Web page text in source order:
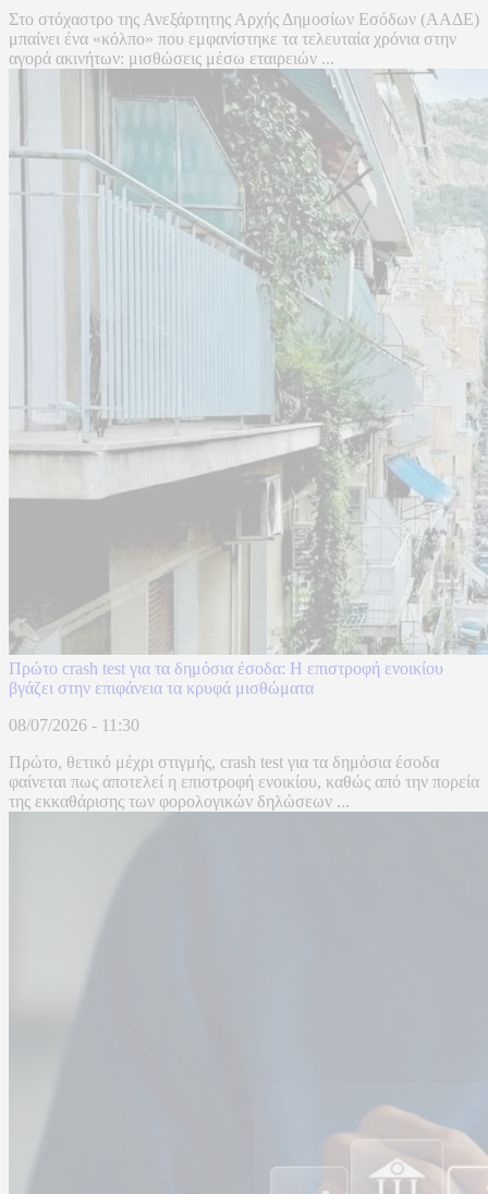
Στο στόχαστρο της Ανεξάρτητης Αρχής Δημοσίων Εσόδων (ΑΑΔΕ)
μπαίνει ένα «κόλπο» που εμφανίστηκε τα τελευταία χρόνια στην
αγορά ακινήτων: μισθώσεις μέσω εταιρειών ...
Πρώτο crash test για τα δημόσια έσοδα: Η επιστροφή ενοικίου
βγάζει στην επιφάνεια τα κρυφά μισθώματα
08/07/2026 - 11:30
Πρώτο, θετικό μέχρι στιγμής, crash test για τα δημόσια έσοδα
φαίνεται πως αποτελεί η επιστροφή ενοικίου, καθώς από την πορεία
της εκκαθάρισης των φορολογικών δηλώσεων ...